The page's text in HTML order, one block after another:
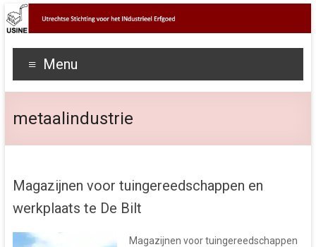
Menu
metaalindustrie
Magazijnen voor tuingereedschappen en
werkplaats te De Bilt
Magazijnen voor tuingereedschappen